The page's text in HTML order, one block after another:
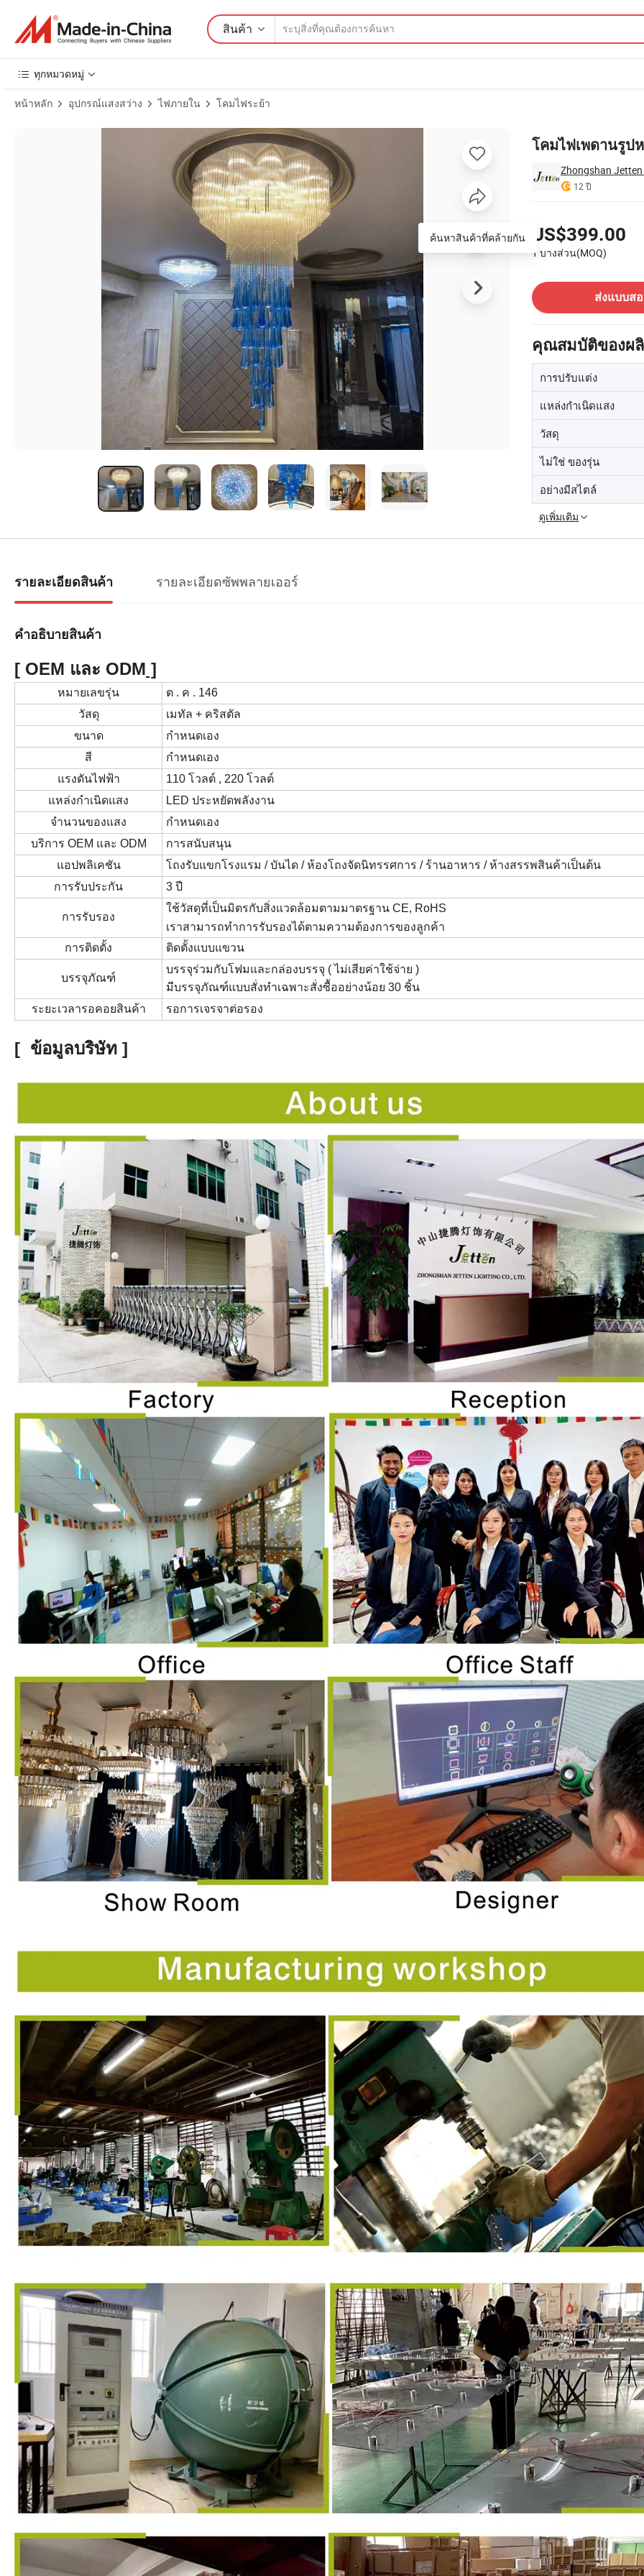
สินค้า
ทุกหมวดหมู่
หน้าหลัก อุปกรณ์แสงสว่าง ไฟภายใน โคมไฟระย้า
โคมไฟเพดานรูป
Zhongshan
12 ปี
US$399.00
1 บางส่วน(MOQ)
ส่งแบบส
คุณสมบัติของผ
การปรับแต่ง
แหล่งกำเนิดแสง
วัสดุ
ไม่ใช่ ของรุ่น
อย่างมีสไตล์
ดูเพิ่มเติม
ภาพสินค้าจำนวน โคมไฟเพดานรูปหยดน้ำคริสตัลสีฟ้าแบบ LED สำหรับบันไดและวิลล่า
ค้นหาสินค้าที่คล้ายกัน
รายละเอียดสินค้า รายละเอียดซัพพลายเออร์
คำอธิบายสินค้า
[ OEM และ ODM ]
หมายเลขรุ่น
ต . ค . 146
วัสดุ
เมทัล + คริสตัล
ขนาด
กำหนดเอง
สี
กำหนดเอง
แรงดันไฟฟ้า
110 โวลต์ , 220 โวลต์
แหล่งกำเนิดแสง
LED ประหยัดพลังงาน
จำนวนของแสง
กำหนดเอง
บริการ OEM และ ODM
การสนับสนุน
แอปพลิเคชัน
โถงรับแขกโรงแรม / บันได / ห้องโถงจัดนิทรรศการ / ร้านอาหาร / ห้างสรรพสินค้าเป็นต้น
การรับประกัน
3 ปี
การรับรอง
ใช้วัสดุที่เป็นมิตรกับสิ่งแวดล้อมตามมาตรฐาน CE, RoHS
เราสามารถทำการรับรองได้ตามความต้องการของลูกค้า
การติดตั้ง
ติดตั้งแบบแขวน
บรรจุภัณฑ์
บรรจุร่วมกับโฟมและกล่องบรรจุ ( ไม่เสียค่าใช้จ่าย )
มีบรรจุภัณฑ์แบบสั่งทำเฉพาะสั่งซื้ออย่างน้อย 30 ชิ้น
ระยะเวลารอคอยสินค้า
รอการเจรจาต่อรอง
[ ข้อมูลบริษัท ]